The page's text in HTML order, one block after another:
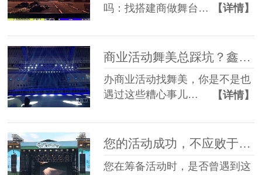
吗：找搭建商做舞台…
【详情】
商业活动舞美总踩坑？鑫禾一站式方案帮您避坑
办商业活动找舞美，你是不是也
遇过这些糟心事儿…
【详情】
您的活动成功，不应败于“拼凑”的舞台——选择一站式，选择省心
您在筹备活动时，是否曾遇到这